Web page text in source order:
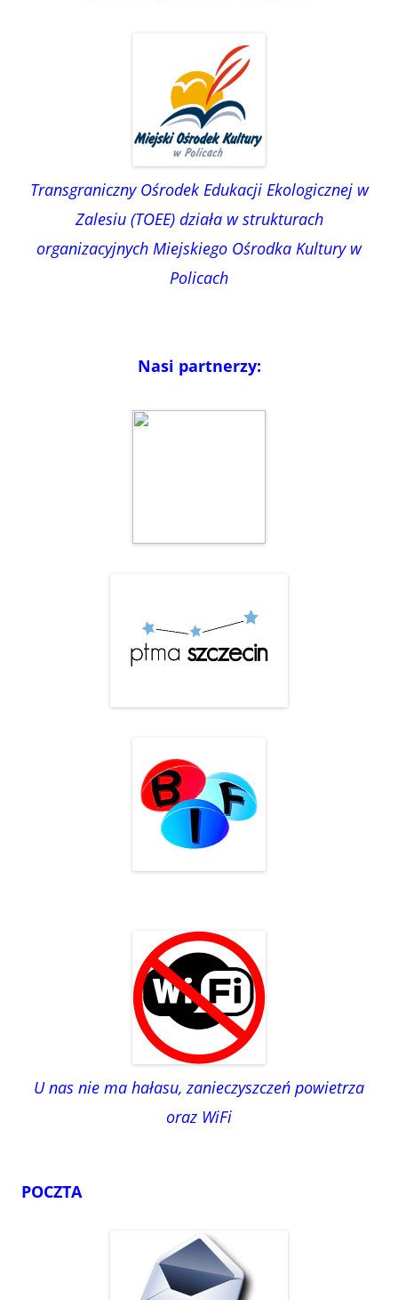
Transgraniczny Ośrodek Edukacji Ekologicznej w
Zalesiu (TOEE) działa w strukturach
organizacyjnych Miejskiego Ośrodka Kultury w
Policach
Nasi partnerzy:
U nas nie ma hałasu, zanieczyszczeń powietrza
oraz WiFi
POCZTA